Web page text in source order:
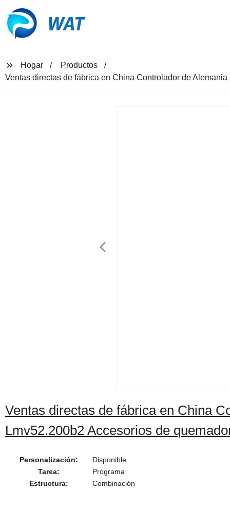
WAT
Hogar
Productos
Ventas directas de fábrica en China Controlador de
Ventas directas de fábrica en China
Lmv52.200b2 Accesorios de
Personalización:
Disponible
Tarea:
Programa
Estructura:
Combinación